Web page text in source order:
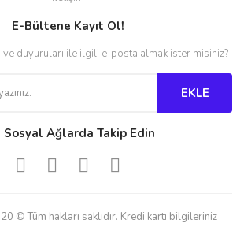
E-Bültene Kayıt Ol!
ve duyuruları ile ilgili e-posta almak ister misiniz?
EKLE
Sosyal Ağlarda Takip Edin
© Tüm hakları saklıdır. Kredi kartı bilgileriniz